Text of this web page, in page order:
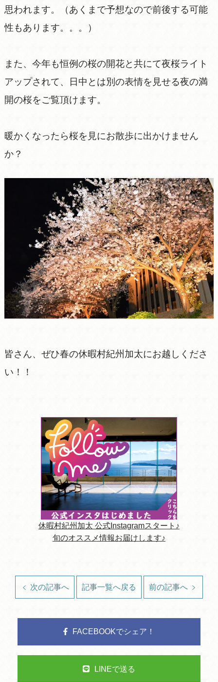
思われます。（あくまで予想なので前後する可能
性もあります。。。）
また、今年も恒例の桜の開花と共にて夜桜ライト
アップされて、日中とは別の表情を見せる夜の満
開の桜をご覧頂けます。
暖かくなったら桜を見にお散歩に出かけません
か？
皆さん、ぜひ春の休暇村紀州加太にお越しくださ
い！！
休暇村紀州加太 公式Instagramスタート♪
旬のオススメ情報お届けします♪
次の記事へ 記事一覧へ戻る 前の記事へ
FACEBOOKでシェア！
LINEで送る